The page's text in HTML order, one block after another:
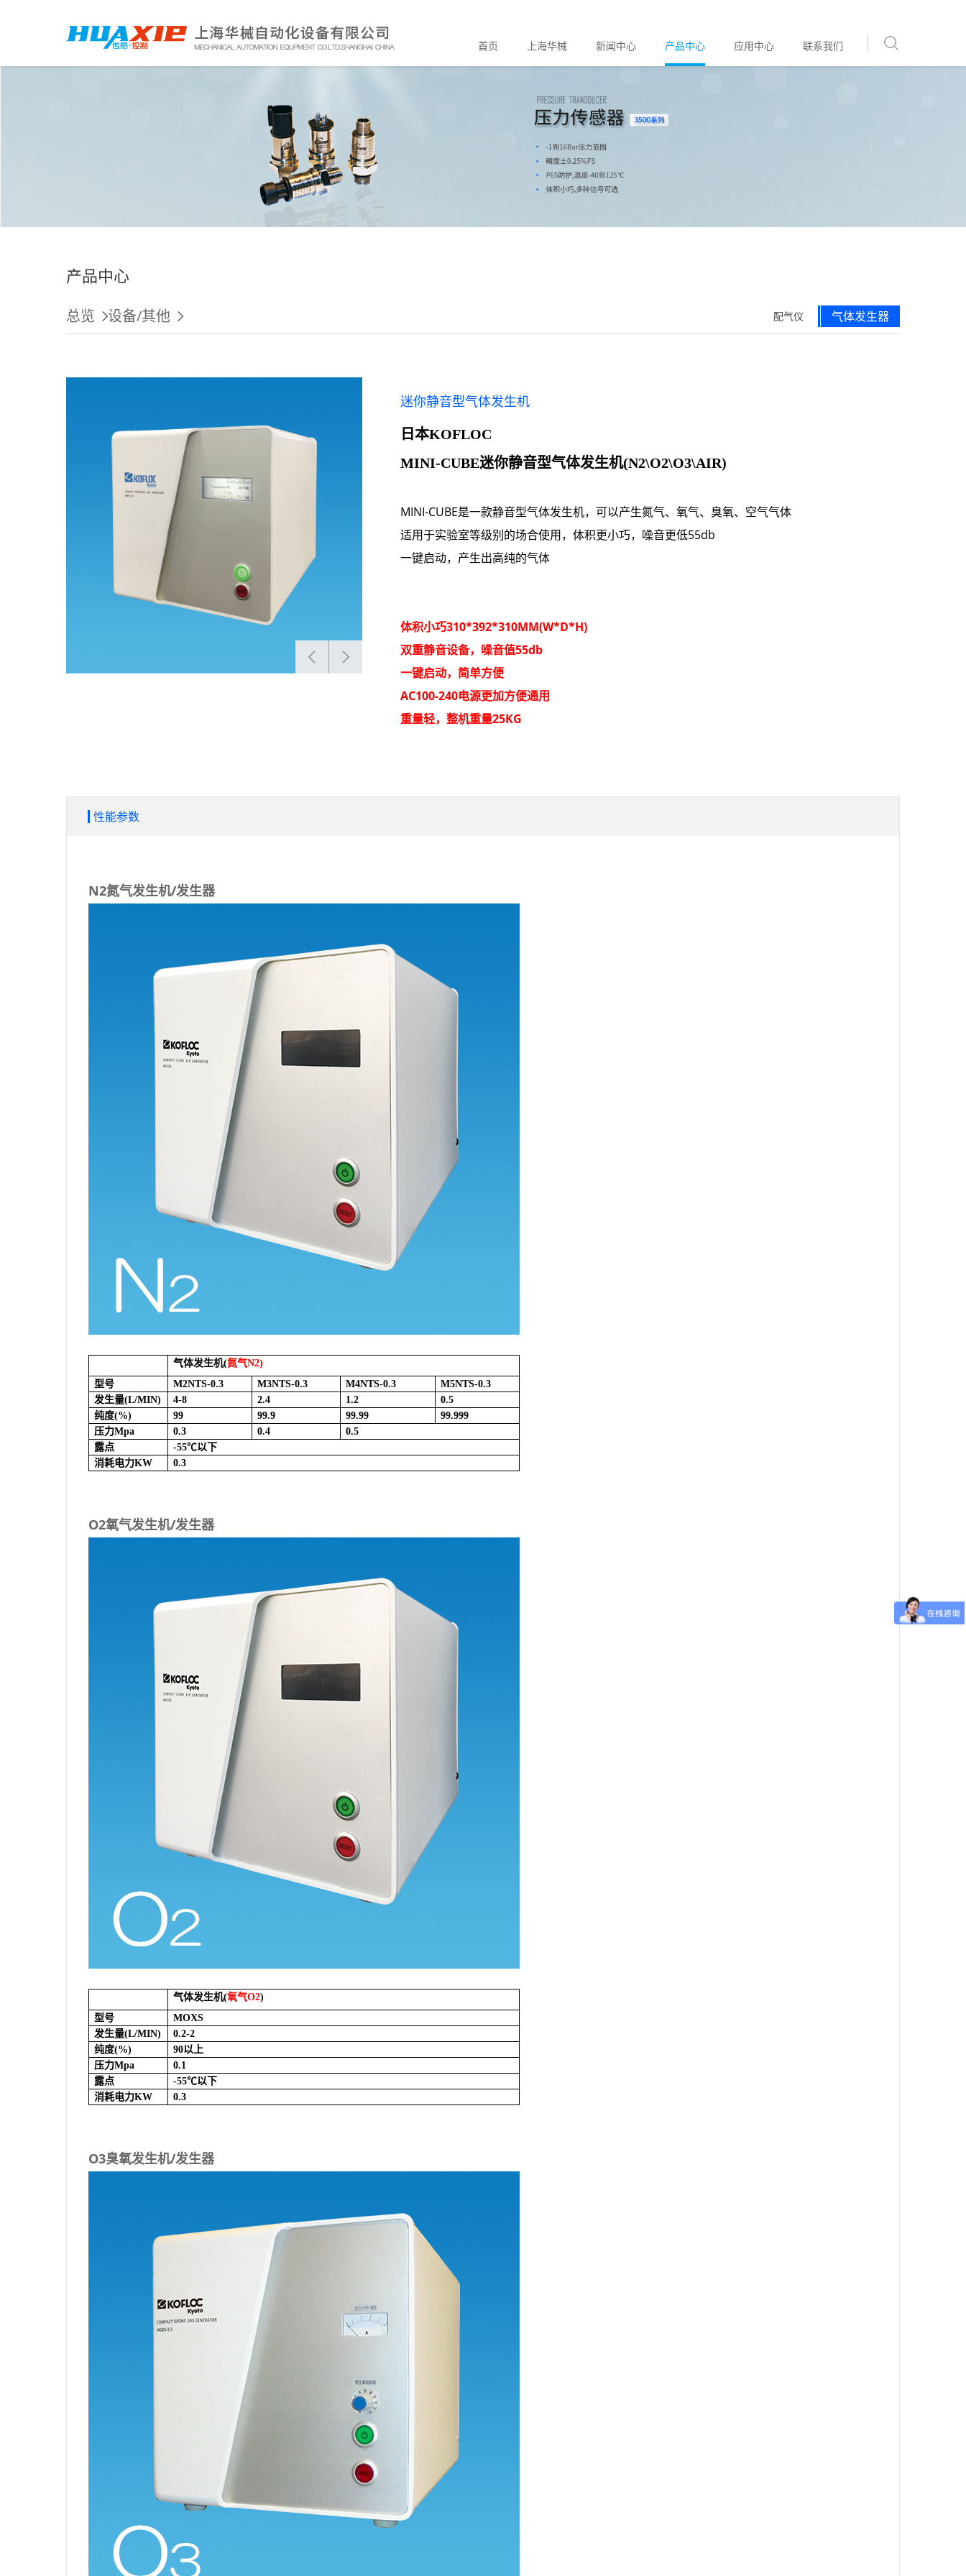
首页 上海华械 新闻中心 产品中心 应用中心 联系我们
产品中心
总览 设备/其他 配气仪 气体发生器
迷你静音型气体发生机
日本KOFLOC
MINI-CUBE迷你静音型气体发生机(N2\O2\O3\AIR)
MINI-CUBE是一款静音型气体发生机，可以产生氮气、氧气、臭氧、空气气体
适用于实验室等级别的场合使用，体积更小巧，噪音更低55db
一键启动，产生出高纯的气体
体积小巧310*392*310MM(W*D*H)
双重静音设备，噪音值55db
一键启动，简单方便
AC100-240电源更加方便通用
重量轻，整机重量25KG
性能参数
N2氮气发生机/发生器
气体发生机(氮气N2)
型号
M2NTS-0.3 M3NTS-0.3 M4NTS-0.3
M5NTS-0.3
发生量(L/MIN)
4-8 2.4 1.2
0.5
纯度(%)
99 99.9 99.99
99.999
压力Mpa
0.3 0.4
0.5
露点
-55℃以下
消耗电力KW
0.3
O2氧气发生机/发生器
气体发生机(氧气O2)
型号
MOXS
发生量(L/MIN)
0.2-2
纯度(%)
90以上
压力Mpa
0.1
露点
-55℃以下
消耗电力KW
0.3
O3臭氧发生机/发生器